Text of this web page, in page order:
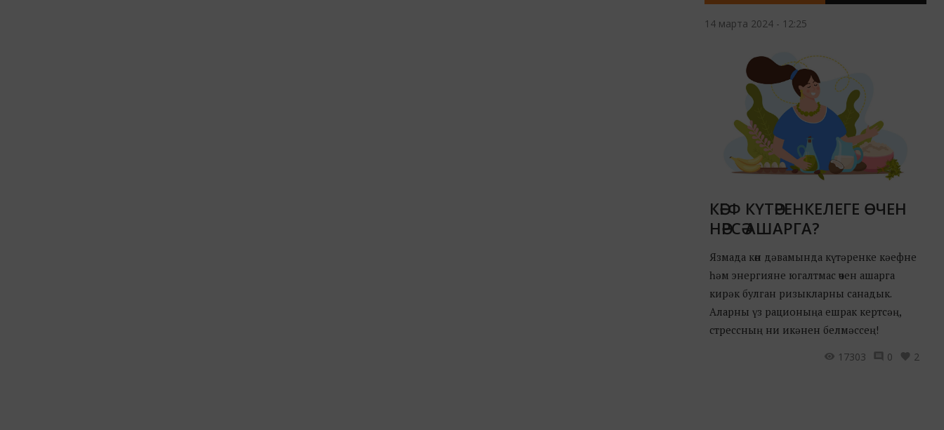
14 марта 2024 - 12:25
КӘЕФ КҮТӘРЕНКЕЛЕГЕ ӨЧЕН
НӘРСӘ АШАРГА?
Язмада көн дәвамында күтәренке кәефне
һәм энергияне югалтмас өчен ашарга
кирәк булган ризыкларны санадык.
Аларны үз рационыңа ешрак кертсәң,
стрессның ни икәнен белмәссең!
17303
0 2